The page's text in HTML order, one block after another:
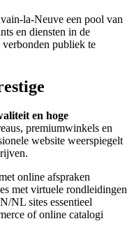
la-Neuve een pool van
en diensten in de
publiek te
en hoge
premiumwinkels en
website weerspiegelt
online afspraken
met virtuele rondleidingen
NL sites essentieel
of online catalogi